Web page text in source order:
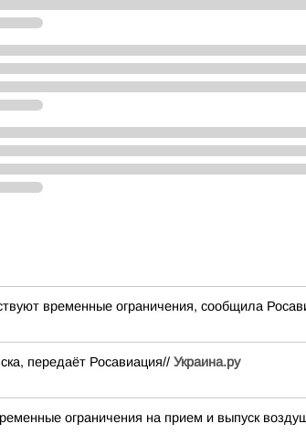
временные ограничения, сообщила
передаёт Росавиация// Украина.ру
ограничения на прием и выпуск